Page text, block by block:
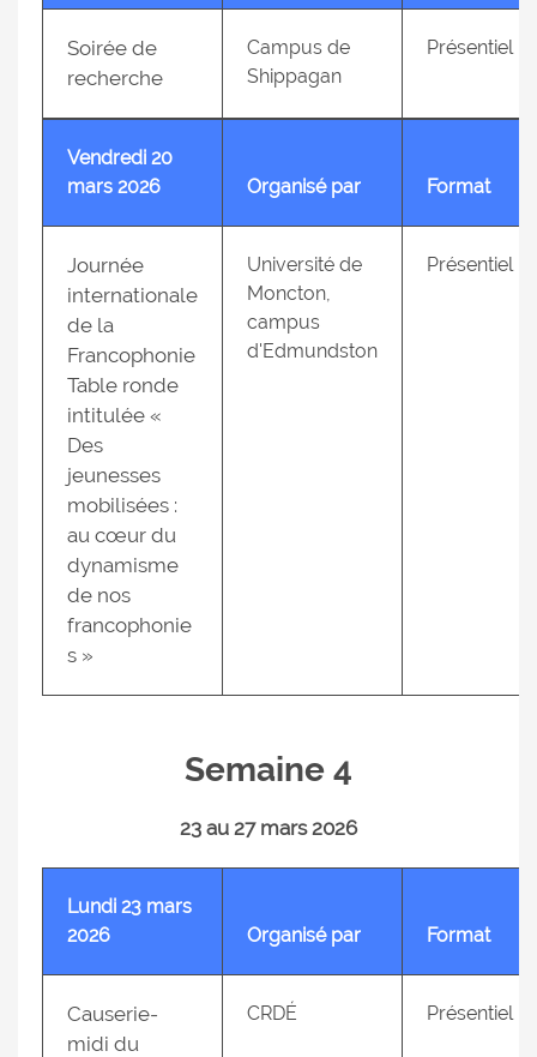
Soirée de
recherche
Campus de
Shippagan
Présentiel
Vendredi 20
mars 2026
Organisé par Format
Journée
internationale
de la
Francophonie
Table ronde
intitulée «
Des
jeunesses
mobilisées :
au cœur du
dynamisme
de nos
francophonie
s »
Université de
Moncton,
campus
d'Edmundston
Présentiel
Semaine 4
23 au 27 mars 2026
Lundi 23 mars
2026
Organisé par Format
Causerie-
midi du
CRDÉ Présentiel